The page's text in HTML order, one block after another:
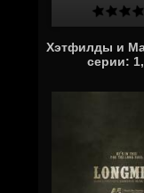
Хэтфилды и
серии: